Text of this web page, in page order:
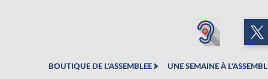
BOUTIQUE DE L'ASSEMBLEE UNE SEMAINE À